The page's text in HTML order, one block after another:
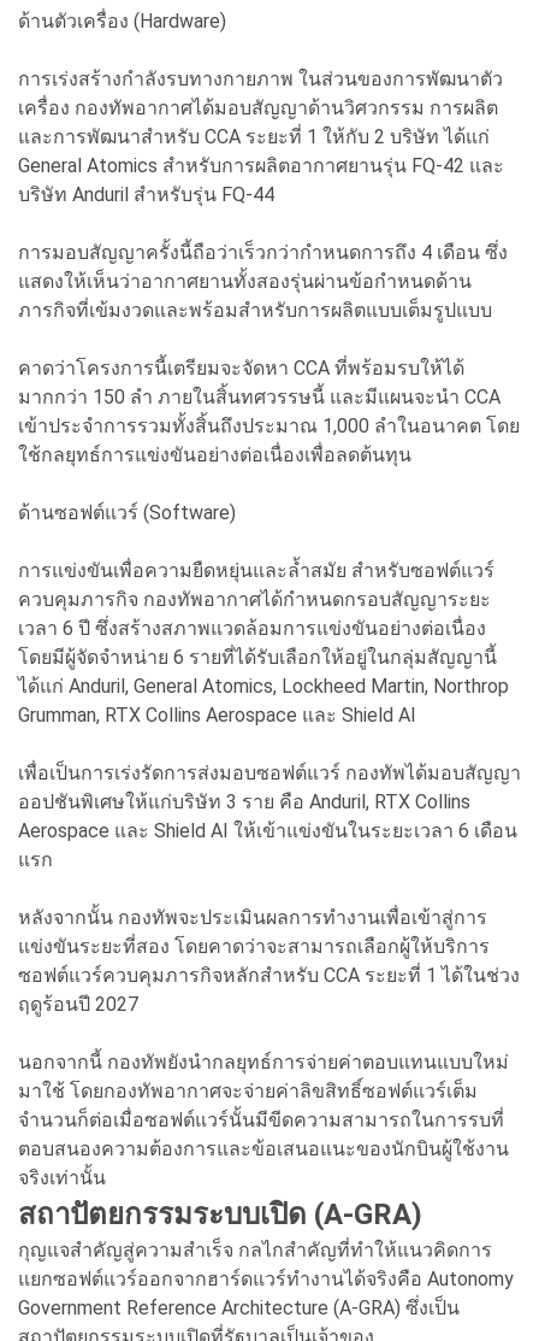
ด้านตัวเครื่อง (Hardware)
การเร่งสร้างกำลังรบทางกายภาพ ในส่วนของการพัฒนาตัว
เครื่อง กองทัพอากาศได้มอบสัญญาด้านวิศวกรรม การผลิต
และการพัฒนาสำหรับ CCA ระยะที่ 1 ให้กับ 2 บริษัท ได้แก่
General Atomics สำหรับการผลิตอากาศยานรุ่น FQ-42 และ
บริษัท Anduril สำหรับรุ่น FQ-44
การมอบสัญญาครั้งนี้ถือว่าเร็วกว่ากำหนดการถึง 4 เดือน ซึ่ง
แสดงให้เห็นว่าอากาศยานทั้งสองรุ่นผ่านข้อกำหนดด้าน
ภารกิจที่เข้มงวดและพร้อมสำหรับการผลิตแบบเต็มรูปแบบ
คาดว่าโครงการนี้เตรียมจะจัดหา CCA ที่พร้อมรบให้ได้
มากกว่า 150 ลำ ภายในสิ้นทศวรรษนี้ และมีแผนจะนำ CCA
เข้าประจำการรวมทั้งสิ้นถึงประมาณ 1,000 ลำในอนาคต โดย
ใช้กลยุทธ์การแข่งขันอย่างต่อเนื่องเพื่อลดต้นทุน
ด้านซอฟต์แวร์ (Software)
การแข่งขันเพื่อความยืดหยุ่นและล้ำสมัย สำหรับซอฟต์แวร์
ควบคุมภารกิจ กองทัพอากาศได้กำหนดกรอบสัญญาระยะ
เวลา 6 ปี ซึ่งสร้างสภาพแวดล้อมการแข่งขันอย่างต่อเนื่อง
โดยมีผู้จัดจำหน่าย 6 รายที่ได้รับเลือกให้อยู่ในกลุ่มสัญญานี้
ได้แก่ Anduril, General Atomics, Lockheed Martin, Northrop
Grumman, RTX Collins Aerospace และ Shield AI
เพื่อเป็นการเร่งรัดการส่งมอบซอฟต์แวร์ กองทัพได้มอบสัญญา
ออปชันพิเศษให้แก่บริษัท 3 ราย คือ Anduril, RTX Collins
Aerospace และ Shield AI ให้เข้าแข่งขันในระยะเวลา 6 เดือน
แรก
หลังจากนั้น กองทัพจะประเมินผลการทำงานเพื่อเข้าสู่การ
แข่งขันระยะที่สอง โดยคาดว่าจะสามารถเลือกผู้ให้บริการ
ซอฟต์แวร์ควบคุมภารกิจหลักสำหรับ CCA ระยะที่ 1 ได้ในช่วง
ฤดูร้อนปี 2027
นอกจากนี้ กองทัพยังนำกลยุทธ์การจ่ายค่าตอบแทนแบบใหม่
มาใช้ โดยกองทัพอากาศจะจ่ายค่าลิขสิทธิ์ซอฟต์แวร์เต็ม
จำนวนก็ต่อเมื่อซอฟต์แวร์นั้นมีขีดความสามารถในการรบที่
ตอบสนองความต้องการและข้อเสนอแนะของนักบินผู้ใช้งาน
จริงเท่านั้น
สถาปัตยกรรมระบบเปิด (A-GRA)
กุญแจสำคัญสู่ความสำเร็จ กลไกสำคัญที่ทำให้แนวคิดการ
แยกซอฟต์แวร์ออกจากฮาร์ดแวร์ทำงานได้จริงคือ Autonomy
Government Reference Architecture (A-GRA) ซึ่งเป็น